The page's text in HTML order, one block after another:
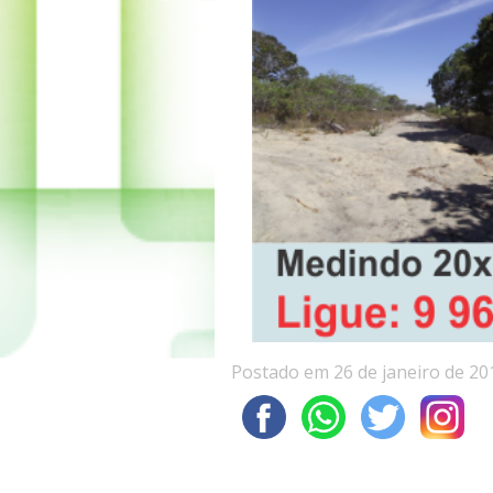
Postado em 26 de janeiro de